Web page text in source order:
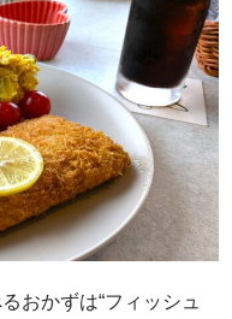
おかずは“フィッシュ